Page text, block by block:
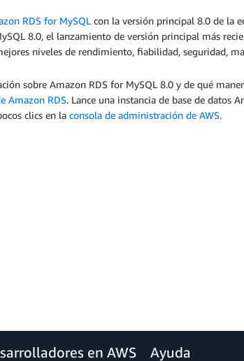
RDS for MySQL con la versión principal 8.0 de la
8.0, el lanzamiento de versión principal más
niveles de rendimiento, fiabilidad, seguridad,
sobre Amazon RDS for MySQL 8.0 y de qué
Amazon RDS. Lance una instancia de base de datos
clics en la consola de administración de AWS.
en AWS Ayuda